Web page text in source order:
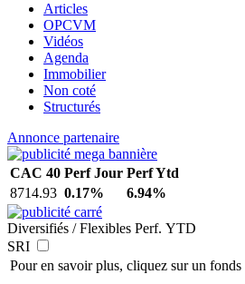
Articles
OPCVM
Vidéos
Agenda
Immobilier
Non coté
Structurés
Annonce partenaire
CAC 40 Perf Jour Perf Ytd
8714.93 0.17% 6.94%
Diversifiés / Flexibles Perf. YTD
SRI
Pour en savoir plus, cliquez sur un fonds